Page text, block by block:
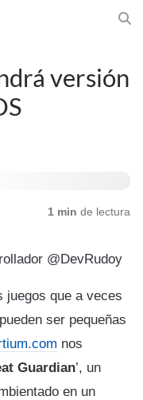
versión
1 min de lectura
@DevRudoy
juegos que a veces
ser pequeñas
nos
Guardian’, un
en un